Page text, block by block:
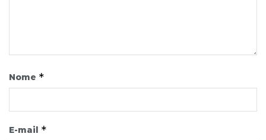
Nome *
E-mail *